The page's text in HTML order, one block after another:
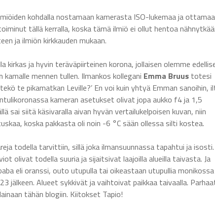
kohdalla nostamaan kamerasta ISO-lukemaa ja
tällä kerralla, koska tämä ilmiö ei ollut hentoa
ja ilmiön kirkkauden mukaan.
kirkas ja hyvin teräväpiirteinen korona, jollaisen olemme
mennen tullen. Ilmankos kollegani Emma Bruus totesi
te pikamatkan Leville?’ En voi kuin yhtyä Emman sanoihin,
kameran asetukset olivat jopa aukko f4 ja 1,5
sai siitä käsivaralla aivan hyvän vertailukelpoisen kuvan, niin
koska pakkasta oli noin -6 °C sään ollessa silti kostea.
todella tarvittiin, sillä joka ilmansuunnassa tapahtui ja
olivat todella suuria ja sijaitsivat laajoilla alueilla taivasta. Ja
eli oranssi, outo utupulla tai oikeastaan utupullia monikossa
jälkeen. Alueet sykkivät ja vaihtoivat paikkaa taivaalla.
tähän blogiin. Kiitokset Tapio!